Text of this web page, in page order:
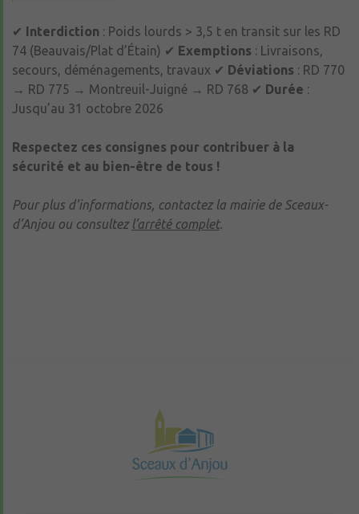
✔ Interdiction : Poids lourds > 3,5 t en transit sur les RD
74 (Beauvais/Plat d’Étain) ✔ Exemptions : Livraisons,
secours, déménagements, travaux ✔ Déviations : RD 770
→ RD 775 → Montreuil-Juigné → RD 768 ✔ Durée :
Jusqu’au 31 octobre 2026
Respectez ces consignes pour contribuer à la
sécurité et au bien-être de tous !
Pour plus d’informations, contactez la mairie de Sceaux-
d’Anjou ou consultez l’arrêté complet.